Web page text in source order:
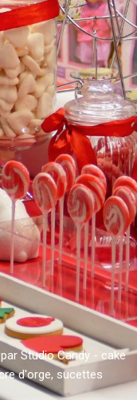
Studio Candy - cake
d'orge, sucettes